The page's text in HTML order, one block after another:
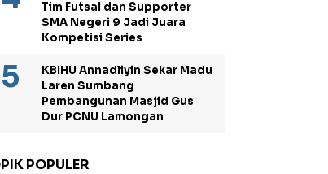
Tim Futsal dan Supporter
SMA Negeri 9 Jadi Juara
Kompetisi Series
KBIHU Annadliyin Sekar Madu
Laren Sumbang
Pembangunan Masjid Gus
Dur PCNU Lamongan
POPULER